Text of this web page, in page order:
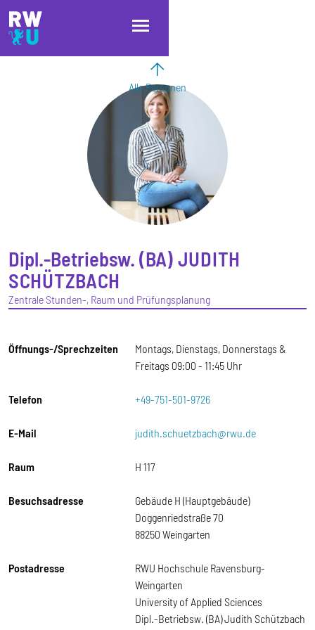
Direkt zum Inhalt
Direkt zur Hauptnavigation
Direkt zum Fußbereich
Alle Personen
Dipl.-Betriebsw. (BA) JUDITH
SCHÜTZBACH
Zentrale Stunden-, Raum und Prüfungsplanung
Öffnungs-/Sprechzeiten
Montags, Dienstags, Donnerstags &
Freitags 09:00 - 11:45 Uhr
Telefon +49-751-501-9726
E-Mail judith.schuetzbach@rwu.de
Raum H 117
Besuchsadresse
Gebäude H (Hauptgebäude)
Doggenriedstraße 70
88250 Weingarten
Postadresse
RWU Hochschule Ravensburg-
Weingarten
University of Applied Sciences
Dipl.-Betriebsw. (BA) Judith Schützbach